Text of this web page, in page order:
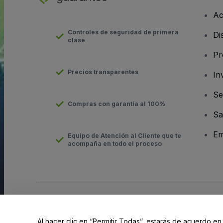
Controles de seguridad de primera
clase
Precios transparentes
Compras con garantía al 100%
Equipo de Atención al Cliente que te
acompaña en todo el proceso
Al hacer clic en “Permitir Todas”, estarás de acuerdo